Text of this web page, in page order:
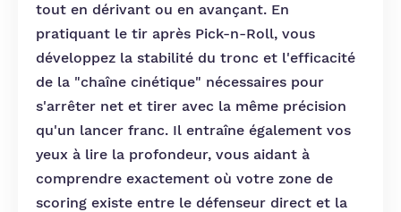
tout en dérivant ou en avançant. En
pratiquant le tir après Pick-n-Roll, vous
développez la stabilité du tronc et l'efficacité
de la "chaîne cinétique" nécessaires pour
s'arrêter net et tirer avec la même précision
qu'un lancer franc. Il entraîne également vos
yeux à lire la profondeur, vous aidant à
comprendre exactement où votre zone de
scoring existe entre le défenseur direct et la